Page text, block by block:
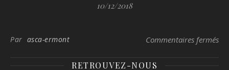
10/12/2018
Par asca-ermont Commentaires fermés
RETROUVEZ-NOUS